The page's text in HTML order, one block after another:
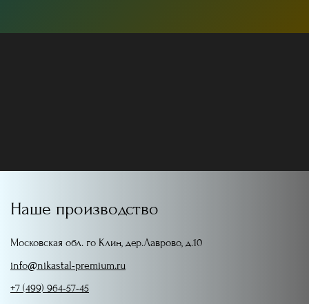
Наше производство
Московская обл. го Клин, дер.Лаврово, д.10
info@nikastal-premium.ru
+7 (499) 964-57-45